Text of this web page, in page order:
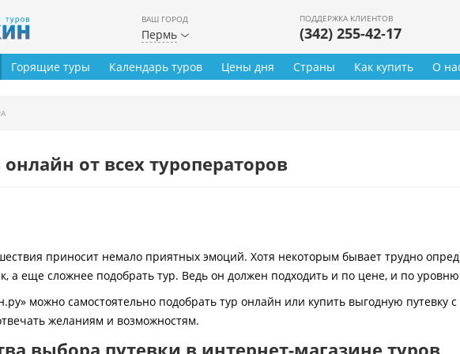
ВАШ ГОРОД
Пермь
ПОДДЕРЖКА КЛИЕНТОВ
(342) 255-42-17
Горящие туры Календарь туров Цены дня Страны Как купить О
от всех туроператоров
приносит немало приятных эмоций. Хотя некоторым бывает трудно
а еще сложнее подобрать тур. Ведь он должен подходить и по цене, и по
можно самостоятельно подобрать тур онлайн или купить выгодную
желаниям и возможностям.